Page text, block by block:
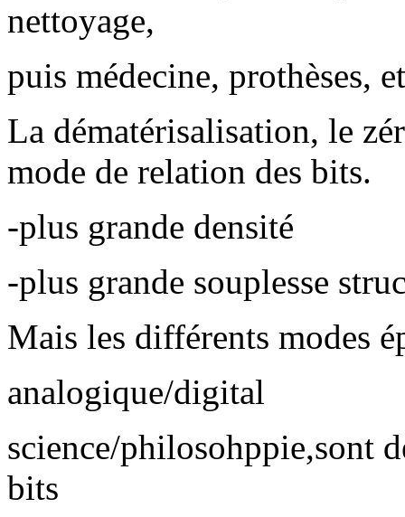
nettoyage,
puis médecine, prothèses,
La dématérisalisation, le
mode de relation des bits.
-plus grande densité
-plus grande souplesse
Mais les différents modes
analogique/digital
science/philosohppie,sont
bits